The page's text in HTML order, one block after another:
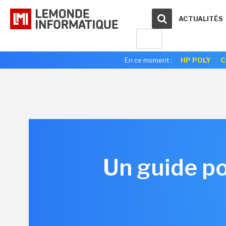
ACTUALITÉS
En ce moment : HP POLY
Un guide